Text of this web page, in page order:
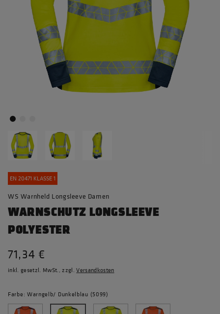
EN 20471 KLASSE 1
WS Warnheld Longsleeve Damen
WARNSCHUTZ LONGSLEEVE
POLYESTER
71,34 €
inkl. gesetzl. MwSt., zzgl.Versandkosten
Farbe: Warngelb/ Dunkelblau (5099)